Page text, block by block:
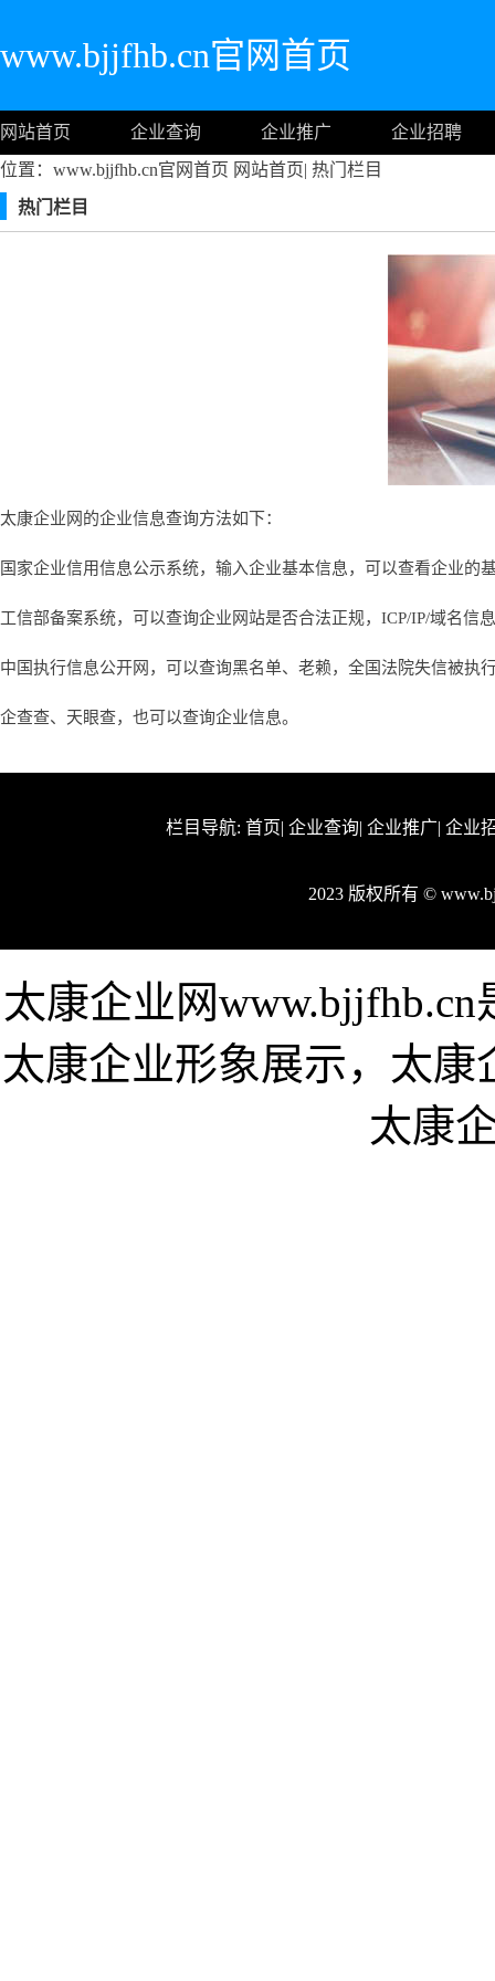
www.bjjfhb.cn官网首页
网站首页 企业查询 企业推广
企业招聘
位置：www.bjjfhb.cn官网首页 网站首页| 热门栏目
热门栏目
太康企业网的企业信息查询方法如下：
国家企业信用信息公示系统，输入企业基本信息，可以查看企业的
工信部备案系统，可以查询企业网站是否合法正规，ICP/IP/域名信
中国执行信息公开网，可以查询黑名单、老赖，全国法院失信被执
企查查、天眼查，也可以查询企业信息。
栏目导航: 首页| 企业查询| 企业推广| 企业
2023 版权所有 ©
太康企业网
太康企业形象展示，太
太康